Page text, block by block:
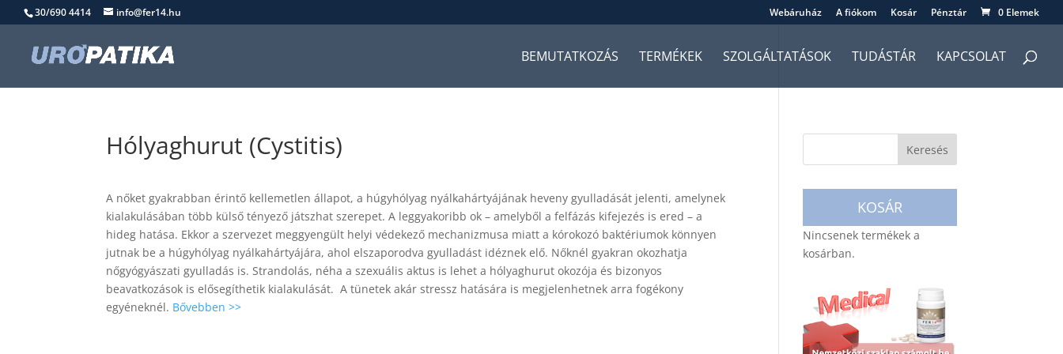
30/690 4414 info@fer14.hu Webáruház A fiókom Kosár Pénztár 0 Elemek
BEMUTATKOZÁS TERMÉKEK SZOLGÁLTATÁSOK TUDÁSTÁR KAPCSOLAT
Hólyaghurut (Cystitis)
A nőket gyakrabban érintő kellemetlen állapot, a húgyhólyag nyálkahártyájának heveny gyulladását jelenti, amelynek
kialakulásában több külső tényező játszhat szerepet. A leggyakoribb ok – amelyből a felfázás kifejezés is ered – a
hideg hatása. Ekkor a szervezet meggyengült helyi védekező mechanizmusa miatt a kórokozó baktériumok könnyen
jutnak be a húgyhólyag nyálkahártyájára, ahol elszaporodva gyulladást idéznek elő. Nőknél gyakran okozhatja
nőgyógyászati gyulladás is. Strandolás, néha a szexuális aktus is lehet a hólyaghurut okozója és bizonyos
beavatkozások is elősegíthetik kialakulását. A tünetek akár stressz hatására is megjelenhetnek arra fogékony
egyéneknél. Bővebben >>
KOSÁR
Nincsenek termékek a
kosárban.